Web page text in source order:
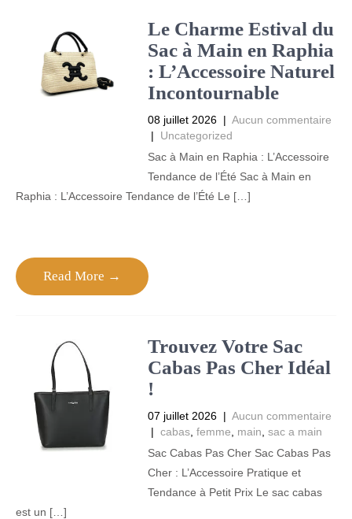
Le Charme Estival du
Sac à Main en Raphia
: L’Accessoire Naturel
Incontournable
08 juillet 2026 | Aucun commentaire
| Uncategorized
Sac à Main en Raphia : L’Accessoire
Tendance de l’Été Sac à Main en
Raphia : L’Accessoire Tendance de l’Été Le […]
Read More →
Trouvez Votre Sac
Cabas Pas Cher Idéal
!
07 juillet 2026 | Aucun commentaire
| cabas, femme main sac a main
Sac Cabas Pas Cher Sac Cabas Pas
Cher : L’Accessoire Pratique et
Tendance à Petit Prix Le sac cabas
est un […]